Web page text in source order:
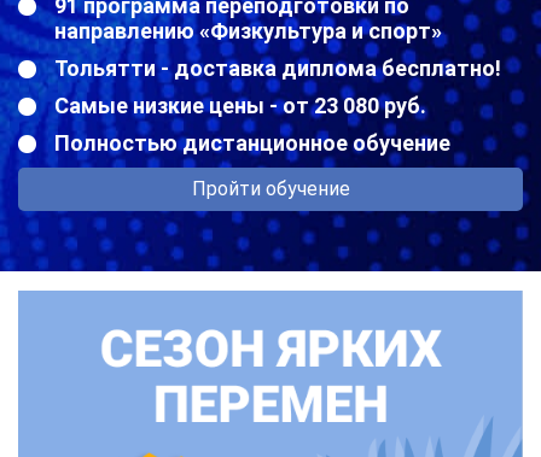
91 программа переподготовки по
направлению «Физкультура и спорт»
Тольятти - доставка диплома бесплатно!
Самые низкие цены - от 23 080 руб.
Полностью дистанционное обучение
Пройти обучение